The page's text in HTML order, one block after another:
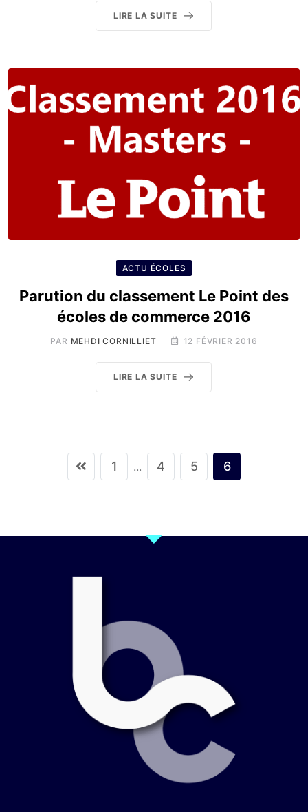
LIRE LA SUITE
ACTU ÉCOLES
Parution du classement Le Point des
écoles de commerce 2016
PAR MEHDI CORNILLIET 12 FÉVRIER 2016
LIRE LA SUITE
1 ... 4 5 6